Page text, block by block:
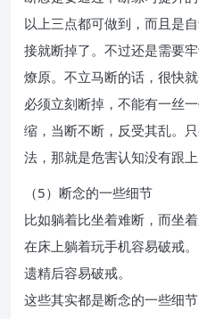
以上三点都可做到，而且是
接就断掉了。不过还是需要
燎原。不立马断的话，很快
必须立刻断掉，不能有一丝
缩，当断不断，反受其乱。
法，那就是危害认知没有跟
（5）断念的一些细节
比如躺着比坐着难断，而坐着
在床上躺着玩手机容易破戒。
遗精后容易破戒。
这些其实都是断念的一些细